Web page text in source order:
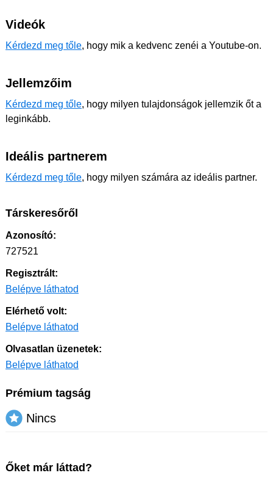
Videók
Kérdezd meg tőle, hogy mik a kedvenc zenéi a Youtube-on.
Jellemzőim
Kérdezd meg tőle, hogy milyen tulajdonságok jellemzik őt a
leginkább.
Ideális partnerem
Kérdezd meg tőle, hogy milyen számára az ideális partner.
Társkeresőről
Azonosító:
727521
Regisztrált:
Belépve láthatod
Elérhető volt:
Belépve láthatod
Olvasatlan üzenetek:
Belépve láthatod
Prémium tagság
Nincs
Őket már láttad?